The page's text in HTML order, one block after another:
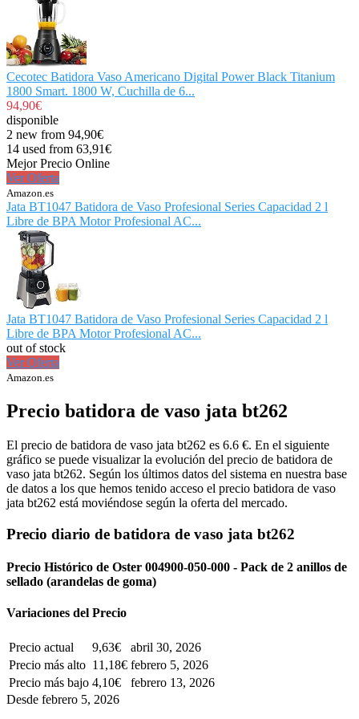
Cecotec Batidora Vaso Americano Digital Power Black Titanium
1800 Smart. 1800 W, Cuchilla de 6...
94,90€
disponible
2 new from 94,90€
14 used from 63,91€
Mejor Precio Online
Ver Oferta
Amazon.es
Jata BT1047 Batidora de Vaso Profesional Series Capacidad 2 l
Libre de BPA Motor Profesional AC...
Jata BT1047 Batidora de Vaso Profesional Series Capacidad 2 l
Libre de BPA Motor Profesional AC...
out of stock
Ver Oferta
Amazon.es
Precio batidora de vaso jata bt262
El precio de batidora de vaso jata bt262 es 6.6 €. En el siguiente
gráfico se puede visualizar la evolución del precio de batidora de
vaso jata bt262. Según los últimos datos del sistema en nuestra base
de datos a los que hemos tenido acceso el precio batidora de vaso
jata bt262 está moviéndose según la oferta del mercado.
Precio diario de batidora de vaso jata bt262
Precio Histórico de Oster 004900-050-000 - Pack de 2 anillos de
sellado (arandelas de goma)
Variaciones del Precio
Precio actual 9,63€
abril 30, 2026
Precio más alto 11,18€ febrero 5, 2026
Precio más bajo 4,10€
febrero 13, 2026
Desde febrero 5, 2026